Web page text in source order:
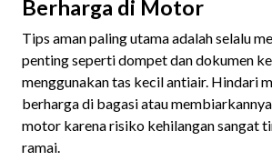
Berharga di Motor
Tips aman paling utama adalah selalu
penting seperti dompet dan dokumen
menggunakan tas kecil antiair. Hindari
berharga di bagasi atau
motor karena risiko kehilangan sangat
ramai.